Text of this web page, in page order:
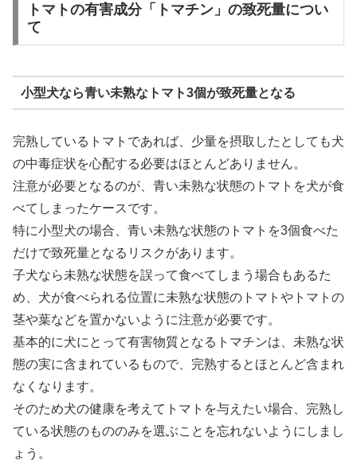
トマトの有害成分「トマチン」の致死量につい
て
小型犬なら青い未熟なトマト3個が致死量となる
完熟しているトマトであれば、少量を摂取したとしても犬
の中毒症状を心配する必要はほとんどありません。
注意が必要となるのが、青い未熟な状態のトマトを犬が食
べてしまったケースです。
特に小型犬の場合、青い未熟な状態のトマトを3個食べた
だけで致死量となるリスクがあります。
子犬なら未熟な状態を誤って食べてしまう場合もあるた
め、犬が食べられる位置に未熟な状態のトマトやトマトの
茎や葉などを置かないように注意が必要です。
基本的に犬にとって有害物質となるトマチンは、未熟な状
態の実に含まれているもので、完熟するとほとんど含まれ
なくなります。
そのため犬の健康を考えてトマトを与えたい場合、完熟し
ている状態のもののみを選ぶことを忘れないようにしまし
ょう。